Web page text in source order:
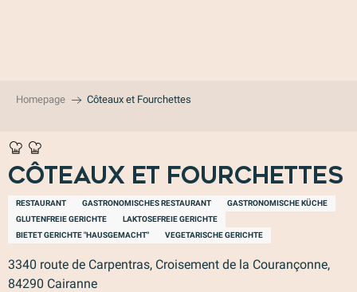
Homepage Côteaux et Fourchettes
Côteaux et Fourchettes
RESTAURANT GASTRONOMISCHES RESTAURANT
GASTRONOMISCHE KÜCHE
GLUTENFREIE GERICHTE
LAKTOSEFREIE GERICHTE
BIETET GERICHTE "HAUSGEMACHT"
VEGETARISCHE GERICHTE
3340 route de Carpentras, Croisement de la Courançonne,
84290 Cairanne